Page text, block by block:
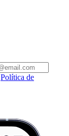
Política de